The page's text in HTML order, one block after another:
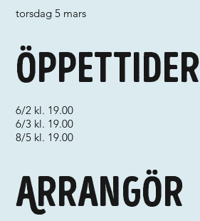
torsdag 5 mars
Arrangör
Öppettider
6/2 kl. 19.00
6/3 kl. 19.00
8/5 kl. 19.00